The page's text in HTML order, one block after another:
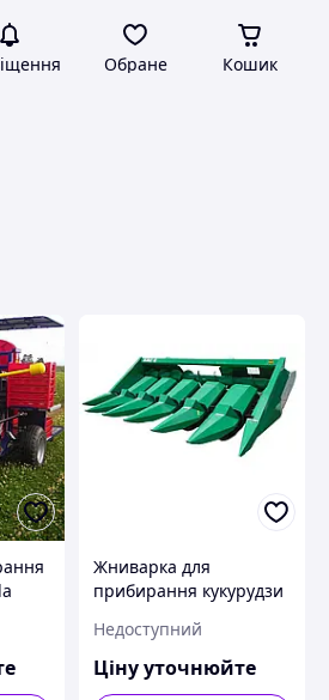
Обране Кошик
Жниварка для
прибирання кукурудзи
Недоступний
Ціну уточнюйте